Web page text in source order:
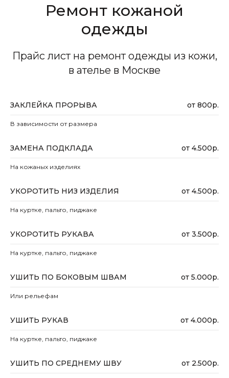
Ремонт кожаной
одежды
Прайс лист на ремонт одежды из кожи,
в ателье в Москве
ЗАКЛЕЙКА ПРОРЫВА от 800р.
В зависимости от размера
ЗАМЕНА ПОДКЛАДА от 4.500р.
На кожаных изделиях
УКОРОТИТЬ НИЗ ИЗДЕЛИЯ от 4.500р.
На куртке, пальто, пиджаке
УКОРОТИТЬ РУКАВА от 3.500р.
На куртке, пальто, пиджаке
УШИТЬ ПО БОКОВЫМ ШВАМ от 5.000р.
Или рельефам
УШИТЬ РУКАВ от 4.000р.
На куртке, пальто, пиджаке
УШИТЬ ПО СРЕДНЕМУ ШВУ от 2.500р.